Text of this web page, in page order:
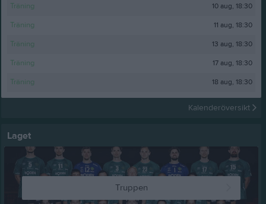
Träning 10 aug, 18:30
Träning 11 aug, 18:30
Träning 13 aug, 18:30
Träning 17 aug, 18:30
Träning 18 aug, 18:30
Kalenderöversikt
Laget
Truppen